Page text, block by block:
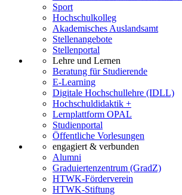
Sport
Hochschulkolleg
Akademisches Auslandsamt
Stellenangebote
Stellenportal
Lehre und Lernen
Beratung für Studierende
E-Learning
Digitale Hochschullehre (IDLL)
Hochschuldidaktik +
Lernplattform OPAL
Studienportal
Öffentliche Vorlesungen
engagiert & verbunden
Alumni
Graduiertenzentrum (GradZ)
HTWK-Förderverein
HTWK-Stiftung